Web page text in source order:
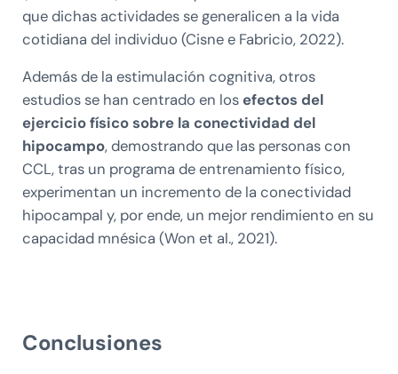
que dichas actividades se generalicen a la vida
cotidiana del individuo (Cisne e Fabricio, 2022).
Además de la estimulación cognitiva, otros
estudios se han centrado en los efectos del
ejercicio físico sobre la conectividad del
hipocampo, demostrando que las personas con
CCL, tras un programa de entrenamiento físico,
experimentan un incremento de la conectividad
hipocampal y, por ende, un mejor rendimiento en su
capacidad mnésica (Won et al., 2021).
Conclusiones